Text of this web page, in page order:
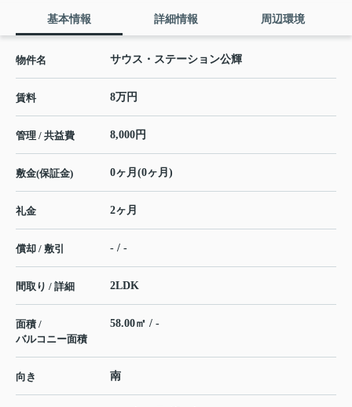
基本情報 詳細情報 周辺環境
物件名 サウス・ステーション公輝
賃料 8万円
管理 / 共益費 8,000円
敷金(保証金) 0ヶ月(0ヶ月)
礼金 2ヶ月
償却 / 敷引 - / -
間取り / 詳細 2LDK
面積 /
バルコニー面積
58.00㎡ / -
向き 南